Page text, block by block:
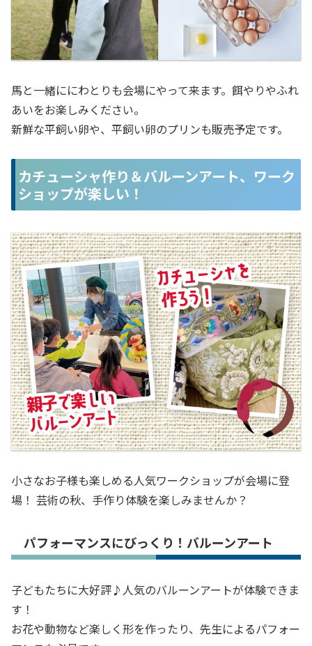
馬と一緒ににわとりも会場にやって来ます。餌やりやふれ
あいをお楽しみください。
新鮮な平飼い卵や、平飼い卵のプリンも販売予定です。
カチューシャ作り＆バルーンアート、ワーク
ショップが楽しい！
小さなお子様も楽しめる人気ワークショップが会場に登
場！ 芸術の秋、手作り体験を楽しみませんか？
パフォーマンスにびっくり！バルーンアート
子どもたちに大好評♪人気のバルーンアートが体験できま
す！
お花や動物など楽しく形を作ったり、先生によるパフォー